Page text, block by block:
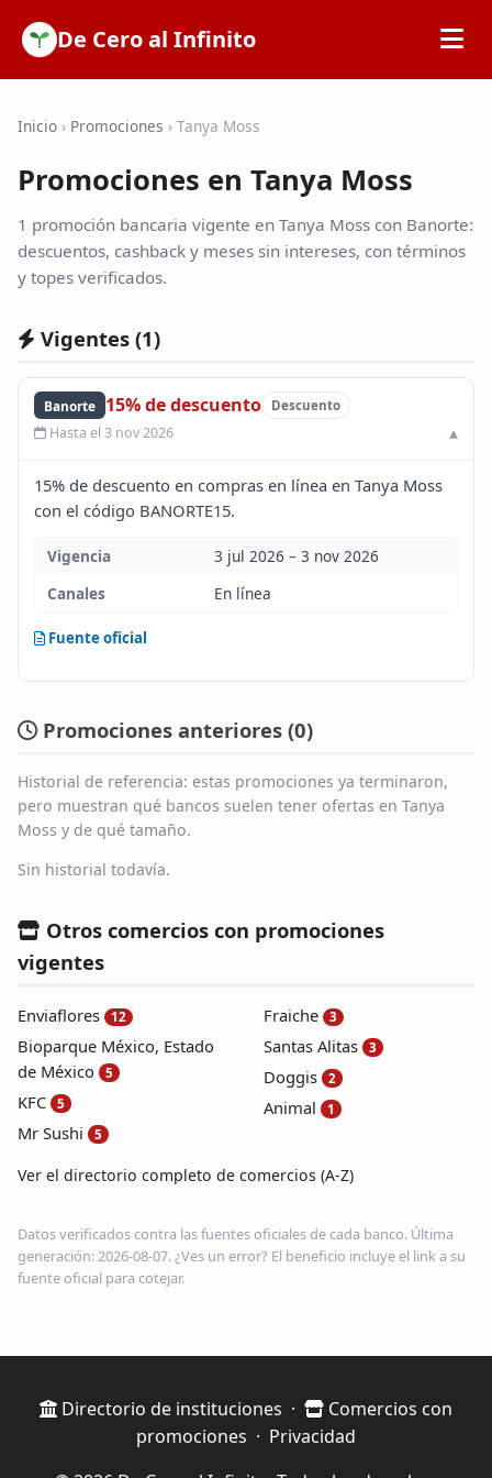
De Cero al Infinito
SOFIPOs
Bancos
Tarjetas de Crédito
Blog
Infinito
Inicio › Promociones › Tanya Moss
Promociones en Tanya Moss
1 promoción bancaria vigente en Tanya Moss con Banorte:
descuentos, cashback y meses sin intereses, con términos
y topes verificados.
Vigentes (1)
Banorte 15% de descuento Descuento
Hasta el 3 nov 2026
15% de descuento en compras en línea en Tanya Moss
con el código BANORTE15.
Vigencia
3 jul 2026 – 3 nov 2026
Canales
En línea
Fuente oficial
Promociones anteriores (0)
Historial de referencia: estas promociones ya terminaron,
pero muestran qué bancos suelen tener ofertas en Tanya
Moss y de qué tamaño.
Sin historial todavía.
Otros comercios con promociones
vigentes
Enviaflores 12
Bioparque México, Estado
de México
5
KFC 5
Mr Sushi 5
Fraiche 3
Santas Alitas 3
Doggis 2
Animal 1
Ver el directorio completo de comercios (A-Z)
Datos verificados contra las fuentes oficiales de cada banco. Última
generación: 2026-08-07. ¿Ves un error? El beneficio incluye el link a su
fuente oficial para cotejar.
Directorio de instituciones ·
Comercios con
promociones · Privacidad